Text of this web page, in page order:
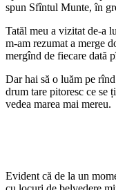
spun Sfîntul Munte, în
Tatăl meu a vizitat de-a
m-am rezumat a merge
mergînd de fiecare dată
Dar hai să o luăm pe
drum tare pitoresc ce se
vedea marea mai mereu.
Evident că de la un